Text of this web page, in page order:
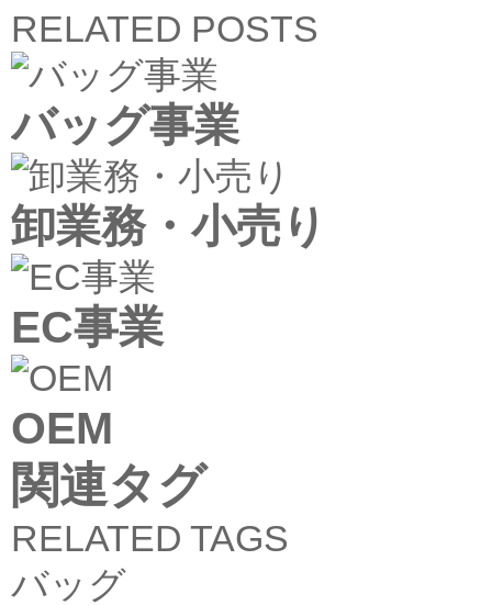
RELATED POSTS
バッグ事業
卸業務・小売り
EC事業
OEM
関連タグ
RELATED TAGS
バッグ